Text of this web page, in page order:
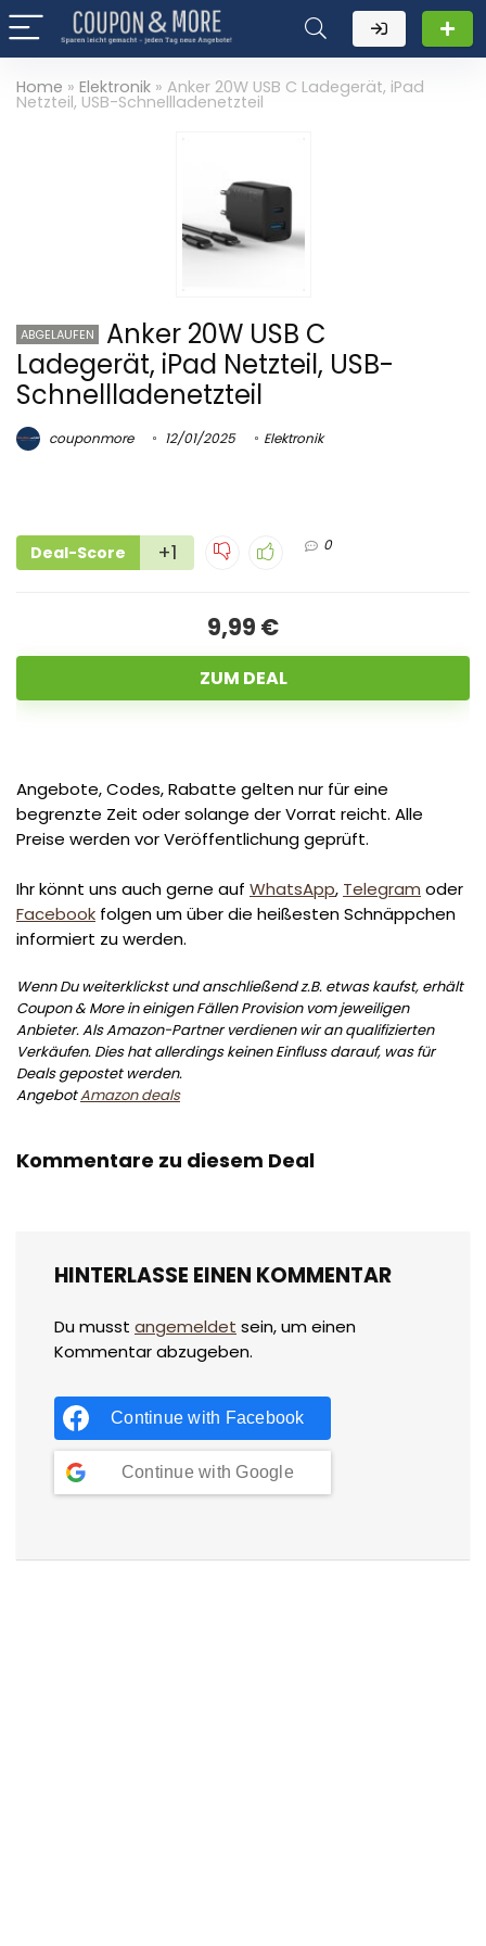
Home » Elektronik » Anker 20W USB C Ladegerät, iPad
Netzteil, USB-Schnellladenetzteil
ABGELAUFEN
Anker 20W USB C
Ladegerät, iPad Netzteil, USB-
Schnellladenetzteil
couponmore 12/01/2025 Elektronik
Deal-Score +1 0
9,99 €
ZUM DEAL
Angebote, Codes, Rabatte gelten nur für eine
begrenzte Zeit oder solange der Vorrat reicht. Alle
Preise werden vor Veröffentlichung geprüft.
Ihr könnt uns auch gerne auf WhatsApp, Telegram oder
Facebook folgen um über die heißesten Schnäppchen
informiert zu werden.
Wenn Du weiterklickst und anschließend z.B. etwas kaufst, erhält
Coupon & More in einigen Fällen Provision vom jeweiligen
Anbieter. Als Amazon-Partner verdienen wir an qualifizierten
Verkäufen. Dies hat allerdings keinen Einfluss darauf, was für
Deals gepostet werden.
AngebotAmazon deals
Kommentare zu diesem Deal
HINTERLASSE EINEN KOMMENTAR
Du musst angemeldet sein, um einen
Kommentar abzugeben.
Continue with Facebook
Continue with Google